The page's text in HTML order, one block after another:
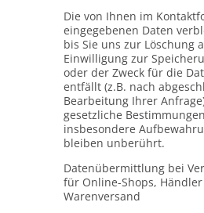
Die von Ihnen im
eingegebenen Daten
bis Sie uns zur Löschung
Einwilligung zur
oder der Zweck für die
entfällt (z.B. nach
Bearbeitung Ihrer
gesetzliche
insbesondere
bleiben unberührt.
Datenübermittlung bei
für Online-Shops,
Warenversand